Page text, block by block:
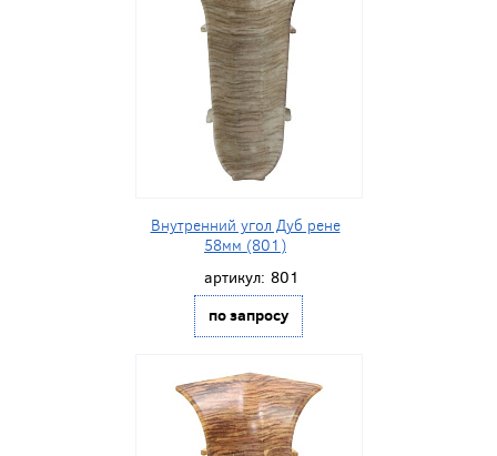
Внутренний угол Дуб рене
58мм (801)
артикул: 801
по запросу